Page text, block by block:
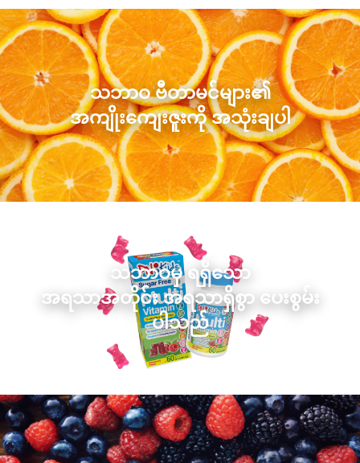
သဘာဝ ဗီတာမင်များ၏
အကျိုးကျေးဇူးကို အသုံးချပါ
သဘာဝမှ ရရှိသော
အရသာအတိုင်း အရသာရှိစွာ ပေးစွမ်း
ပါသည်